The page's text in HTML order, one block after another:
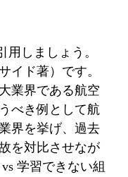
用しましょう。
イド著）です。
業界である航空
べき例として航
界を挙げ、過去
を対比させなが
vs 学習できない組